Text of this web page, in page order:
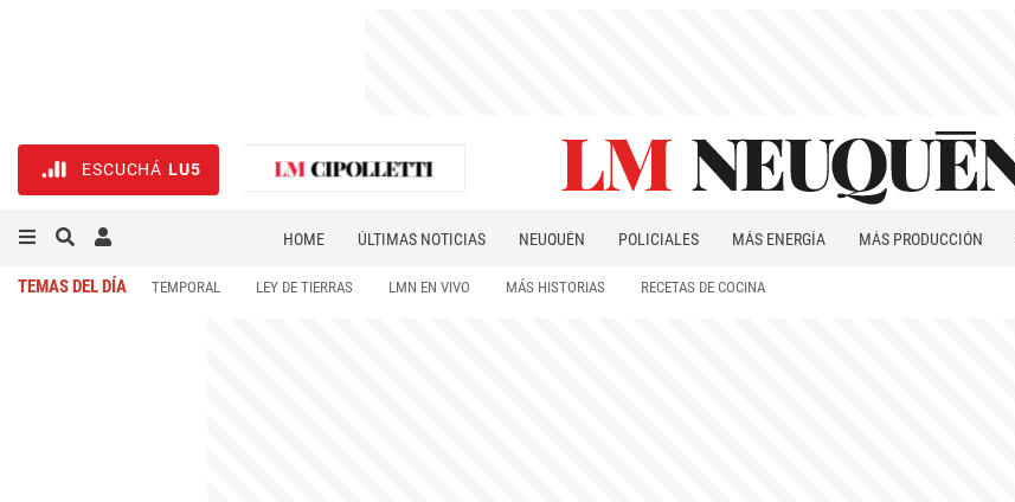
ESCUCHÁ LU5
HOME ÚLTIMAS NOTICIAS NEUQUÉN POLICIALES MÁS ENERGÍA MÁS PRODUCCIÓN
TEMAS DEL DÍA TEMPORAL LEY DE TIERRAS LMN EN VIVO MÁS HISTORIAS RECETAS DE COCINA